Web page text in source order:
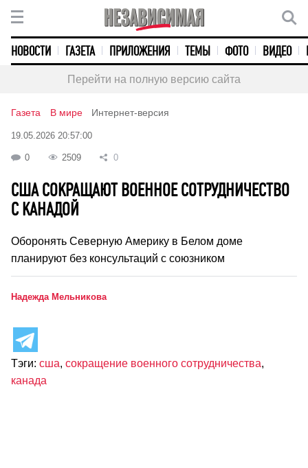
НОВОСТИ ГАЗЕТА ПРИЛОЖЕНИЯ ТЕМЫ ФОТО ВИДЕО
Перейти на полную версию сайта
Газета В мире Интернет-версия
19.05.2026 20:57:00
0 2509 0
США СОКРАЩАЮТ ВОЕННОЕ СОТРУДНИЧЕСТВО
С КАНАДОЙ
Оборонять Северную Америку в Белом доме
планируют без консультаций с союзником
Надежда Мельникова
Тэги: сша, сокращение военного сотрудничества,
канада